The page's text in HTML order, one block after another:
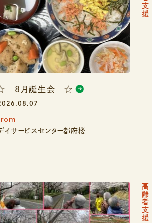
８月誕生会 ☆
イサービスセンター都府楼
高齢者支援